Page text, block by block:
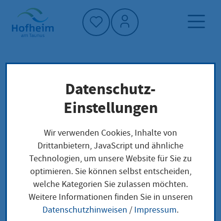
Startseite"
Dienstleistung-Finder
Verwaltungsstruktur
Hessisches Landesamt für Gesundheit und
Pflege - Abteilung V Pharmazie
Hessisches Landesamt
für Gesundheit und
Datenschutz-
Einstellungen
Wir verwenden Cookies, Inhalte von
Drittanbietern, JavaScript und ähnliche
Technologien, um unsere Website für Sie zu
optimieren. Sie können selbst entscheiden,
welche Kategorien Sie zulassen möchten.
Weitere Informationen finden Sie in unseren
Datenschutzhinweisen / Impressum.